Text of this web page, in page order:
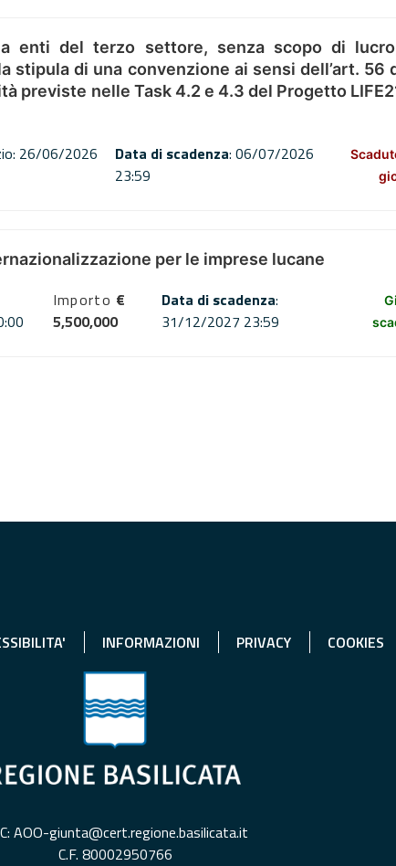
enti del terzo settore, senza scopo di
di una convenzione ai sensi dell’art. 56
previste nelle Task 4.2 e 4.3 del Progetto
26/06/2026
Data di scadenza: 06/07/2026
23:59
per le imprese lucane
Importo €
5,500,000
Data di scadenza:
31/12/2027 23:59
INFORMAZIONI PRIVACY COOKIES
AOO-giunta@cert.regione.basilicata.it
C.F. 80002950766